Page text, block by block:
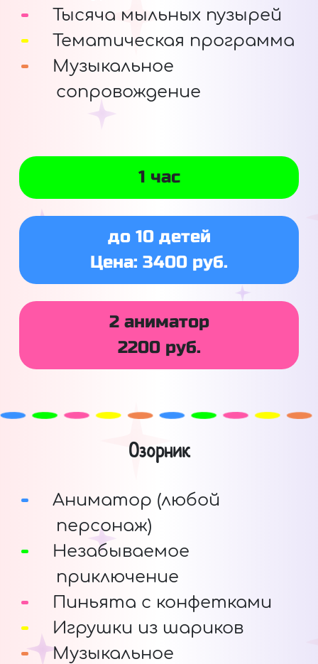
Тысяча мыльных пузырей
Тематическая программа
Музыкальное
сопровождение
1 час
до 10 детей
Цена: 3400 руб.
2 аниматор
2200 руб.
Озорник
Аниматор (любой
персонаж)
Незабываемое
приключение
Пиньята с конфетками
Игрушки из шариков
Музыкальное